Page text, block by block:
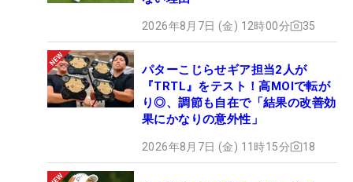
2026年8月7日 (金) 12時00分 35
パターこじらせギア担当2人が
『TRTL』をテスト！高MOIで転が
り◎、調節も自在で「結果の改善効
果にかなりの意外性」
2026年8月7日 (金) 11時15分 18